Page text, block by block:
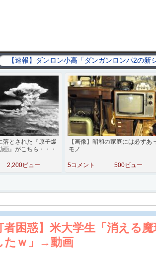
落とされた『原子爆
』がこちら・・・
2,200ビュー
【画像】昭和の家庭には必ずあ
モノ
5コメント 500ビュー
者困惑】米大学生「消える
たｗ」→動画